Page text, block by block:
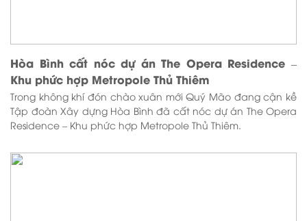
Hòa Bình cất nóc dự án The Opera Residence –
Khu phức hợp Metropole Thủ Thiêm
Trong không khí đón chào xuân mới Quý Mão đang cận kề
Tập đoàn Xây dựng Hòa Bình đã cất nóc dự án The Opera
Residence – Khu phức hợp Metropole Thủ Thiêm.